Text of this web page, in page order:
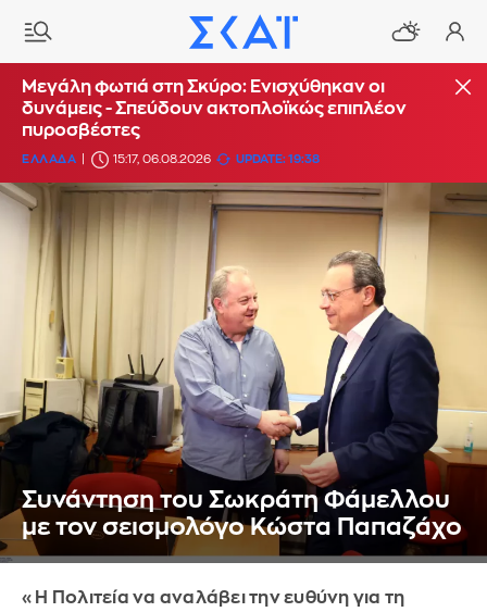
Μεγάλη φωτιά στη Σκύρο: Ενισχύθηκαν οι
δυνάμεις - Σπεύδουν ακτοπλοϊκώς επιπλέον
πυροσβέστες
ΕΛΛΑΔΑ 15:17, 06.08.2026 UPDATE: 19:38
Συνάντηση του Σωκράτη Φάμελλου
με τον σεισμολόγο Κώστα Παπαζάχο
«Η Πολιτεία να αναλάβει την ευθύνη για τη